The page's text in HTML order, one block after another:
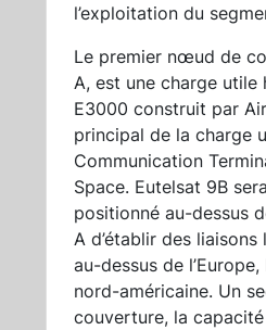
l’exploitation du
Le premier nœud de
A, est une charge utile
E3000 construit par
principal de la charge
Communication
Space. Eutelsat 9B
positionné au-dessus
A d’établir des
au-dessus de
nord-américaine. Un
couverture, la